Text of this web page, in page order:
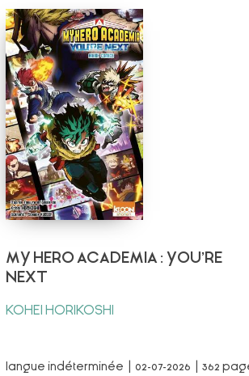
MY HERO ACADEMIA : YOU'RE
NEXT
KOHEI HORIKOSHI
langue indéterminée | 02-07-2026 | 362